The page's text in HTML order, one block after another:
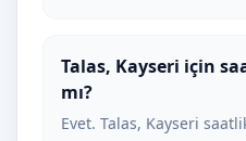
Talas, Kayseri için
mı?
Evet. Talas, Kayseri